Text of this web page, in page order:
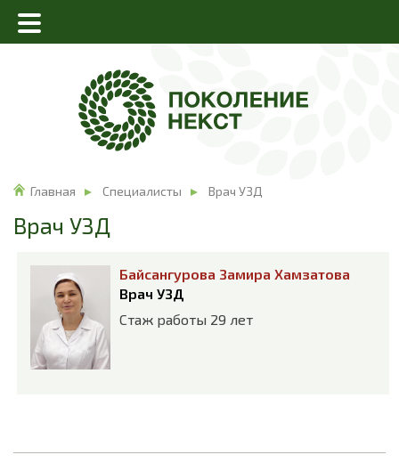
Главная Специалисты Врач УЗД
Врач УЗД
Байсангурова Замира Хамзатова
Врач УЗД
Стаж работы 29 лет